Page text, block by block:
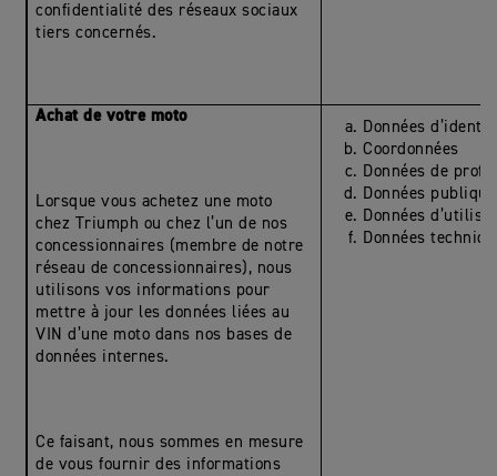
confidentialité des réseaux sociaux
tiers concernés.
Achat de votre moto
Lorsque vous achetez une moto
chez Triumph ou chez l’un de nos
concessionnaires (membre de notre
réseau de concessionnaires), nous
utilisons vos informations pour
mettre à jour les données liées au
VIN d’une moto dans nos bases de
données internes.
Ce faisant, nous sommes en mesure
de vous fournir des informations
Données
Coordonnées
Données de profil
Données
Données
Données